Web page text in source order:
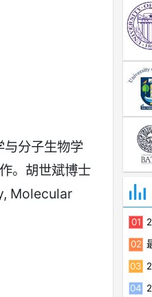
与分子生物学
。胡世斌博士
Molecular